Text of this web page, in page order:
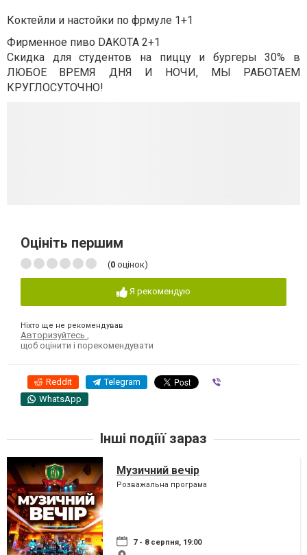
Коктейли и настойки по фрмуле 1+1
Фирменное пиво DAKOTA 2+1
Скидка для студентов на пиццу и бургеры 30% в
ЛЮБОЕ ВРЕМЯ ДНЯ И НОЧИ, МЫ РАБОТАЕМ
КРУГЛОСУТОЧНО!
Оцініть першим
(0 оцінок)
Я рекомендую
Ніхто ще не рекомендував
Авторизуйтесь
щоб оцінити і порекомендувати
Reddit Telegram
WhatsApp
Інші подіїї зараз
Музичний вечір
Розважальна програма
7 - 8 серпня, 19:00